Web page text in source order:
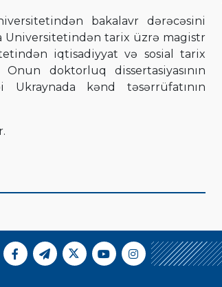
bakalavr dərəcəsini
Universitetindən tarix üzrə magistr
iqtisadiyyat və sosial tarix
doktorluq dissertasiyasının
Ukraynada kənd təsərrüfatının